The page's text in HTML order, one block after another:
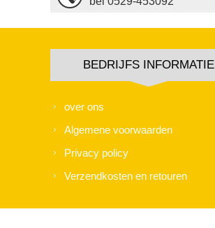
BEDRIJFS INFORMATIE
over ons
Algemene voorwaarden
Privacy policy
Verzendkosten en retouren